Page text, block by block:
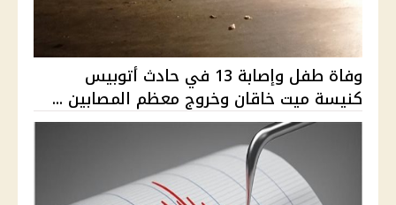
وفاة طفل وإصابة 13 في حادث أتوبيس
كنيسة ميت خاقان وخروج معظم المصابين ...